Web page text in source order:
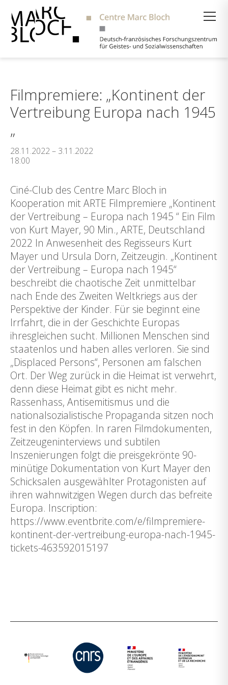
Filmpremiere: „Kontinent der
Vertreibung Europa nach 1945
„
28.11.2022 – 3.11.2022
18:00
Ciné-Club des Centre Marc Bloch in
Kooperation mit ARTE Filmpremiere „Kontinent
der Vertreibung – Europa nach 1945 “ Ein Film
von Kurt Mayer, 90 Min., ARTE, Deutschland
2022 In Anwesenheit des Regisseurs Kurt
Mayer und Ursula Dorn, Zeitzeugin. „Kontinent
der Vertreibung – Europa nach 1945“
beschreibt die chaotische Zeit unmittelbar
nach Ende des Zweiten Weltkriegs aus der
Perspektive der Kinder. Für sie beginnt eine
Irrfahrt, die in der Geschichte Europas
ihresgleichen sucht. Millionen Menschen sind
staatenlos und haben alles verloren. Sie sind
„Displaced Persons“, Personen am falschen
Ort. Der Weg zurück in die Heimat ist verwehrt,
denn diese Heimat gibt es nicht mehr.
Rassenhass, Antisemitismus und die
nationalsozialistische Propaganda sitzen noch
fest in den Köpfen. In raren Filmdokumenten,
Zeitzeugeninterviews und subtilen
Inszenierungen folgt die preisgekrönte 90-
minütige Dokumentation von Kurt Mayer den
Schicksalen ausgewählter Protagonisten auf
ihren wahnwitzigen Wegen durch das befreite
Europa. Inscription:
https://www.eventbrite.com/e/filmpremiere-
kontinent-der-vertreibung-europa-nach-1945-
tickets-463592015197